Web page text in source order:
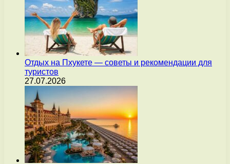
Отдых на Пхукете — советы и рекомендации для
туристов
27.07.2026